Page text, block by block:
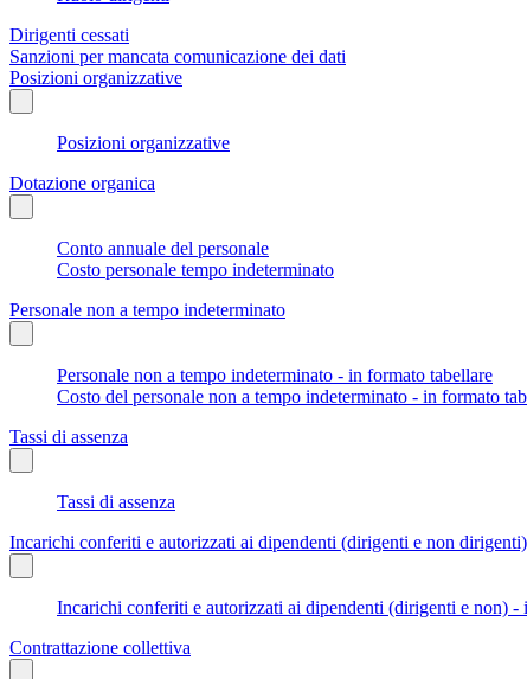
Dirigenti cessati
Sanzioni per mancata comunicazione dei dati
Posizioni organizzative
Posizioni organizzative
Dotazione organica
Conto annuale del personale
Costo personale tempo indeterminato
Personale non a tempo indeterminato
Personale non a tempo indeterminato - in formato tabellare
Costo del personale non a tempo indeterminato - in formato
Tassi di assenza
Tassi di assenza
Incarichi conferiti e autorizzati ai dipendenti (dirigenti e non dirigenti)
Incarichi conferiti e autorizzati ai dipendenti (dirigenti e non) -
Contrattazione collettiva